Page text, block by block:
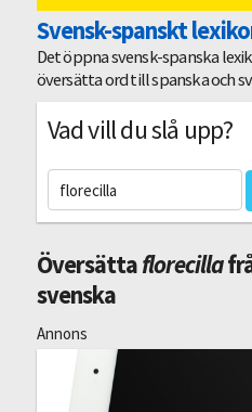
Svensk-spanskt
Det öppna svensk-spanska
översätta ord till spanska och
Vad vill du slå upp?
Översättaflorecilla
svenska
Annons